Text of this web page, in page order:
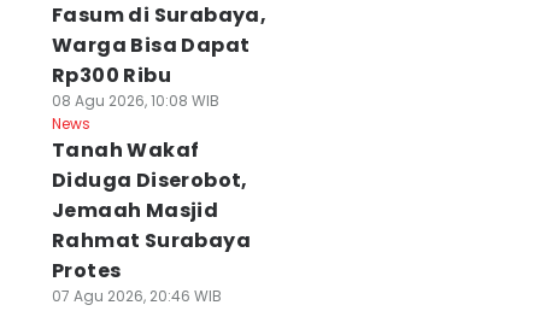
Fasum di Surabaya,
Warga Bisa Dapat
Rp300 Ribu
08 Agu 2026, 10:08 WIB
News
Tanah Wakaf
Diduga Diserobot,
Jemaah Masjid
Rahmat Surabaya
Protes
07 Agu 2026, 20:46 WIB